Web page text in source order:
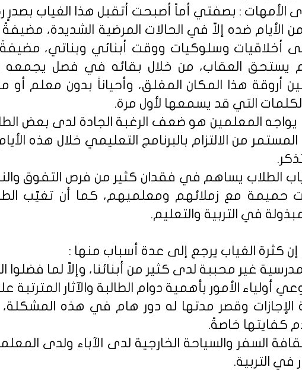
الأمهات : بصفتي أماً أصبحت أتقبل هذا الغياب
الأيام ضده إلاّ في الحالات المرضية الشديدة، مضيفةً
أخلاقيات وسلوكيات ووقت أبنائي وبناتي،
يستحق العقاب، من خلال بقائه في فصل يجمعه
أروقة هذا المكان المغلق، وأحياناً بدون معلم أو
التي قد يسمعها لأول مرة.
يواجه المعلمين هو ضعف الرغبة الجادة لدى بعض
من الالتزام بالبرنامج التعليمي خلال هذه
الطلاب يساهم في فقدان كثير من فرص التفوق
حميمة مع زملائهم ومعلميهم، كما أن تغيّب
في التربية والتعليم.
كثرة الغياب يرجع إلى عدة أسباب منها :
الإجازات وقصر مدتها له دور هام في هذه
كفايتها خاصةً.
ثقافة السفر والسياحة الخارجية لدى الآباء ولدى
في التربية.